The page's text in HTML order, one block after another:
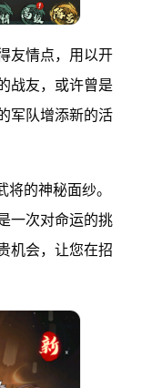
友情点，用以开
战友，或许曾是
军队增添新的活
的神秘面纱。
一次对命运的挑
机会，让您在招